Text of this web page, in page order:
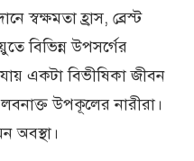
স্বক্ষমতা হ্রাস, ব্রেস্ট
বিভিন্ন উপসর্গের
একটা বিভীষিকা জীবন
উপকূলের নারীরা।
অবস্থা।